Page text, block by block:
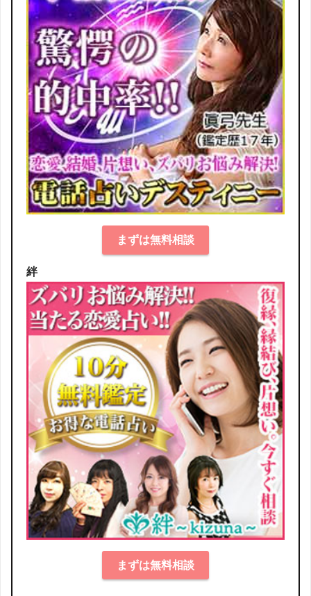
まずは無料相談
絆
まずは無料相談